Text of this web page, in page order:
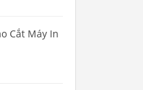
Cắt Máy In